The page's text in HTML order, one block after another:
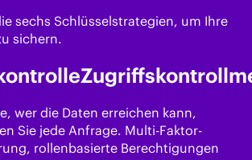
sechs Schlüsselstrategien, um Ihre
sichern.
wer die Daten erreichen kann,
Sie jede Anfrage. Multi-Faktor-
rollenbasierte Berechtigungen